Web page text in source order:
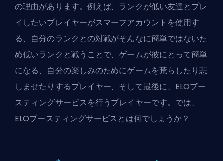
の理由があります。例えば、ランクが低い友達とプレ
イしたいプレイヤーがスマーフアカウントを使用す
る、自分のランクとの対戦がそんなに簡単ではないた
め低いランクと戦うことで、ゲームが彼にとって簡単
になる、自分の楽しみのためにゲームを荒らしたり悲
しませたりするプレイヤー、そして最後に、ELOブー
スティングサービスを行うプレイヤーです。では、
ELOブースティングサービスとは何でしょうか？